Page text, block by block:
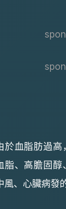
於血脂肪過
脂、高膽固醇
風、心臟病發